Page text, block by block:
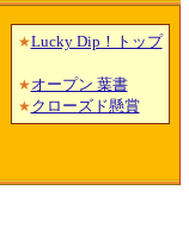
★Lucky Dip！トップ
★オープン 葉書
★クローズド懸賞